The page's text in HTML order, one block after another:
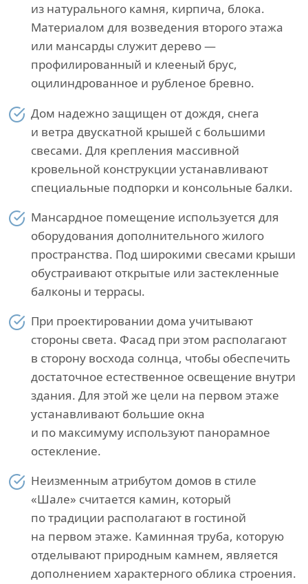
из натурального камня, кирпича, блока.
Материалом для возведения второго этажа
или мансарды служит дерево —
профилированный и клееный брус,
оцилиндрованное и рубленое бревно.
Дом надежно защищен от дождя, снега
и ветра двускатной крышей с большими
свесами. Для крепления массивной
кровельной конструкции устанавливают
специальные подпорки и консольные балки.
Мансардное помещение используется для
оборудования дополнительного жилого
пространства. Под широкими свесами крыши
обустраивают открытые или застекленные
балконы и террасы.
При проектировании дома учитывают
стороны света. Фасад при этом располагают
в сторону восхода солнца, чтобы обеспечить
достаточное естественное освещение внутри
здания. Для этой же цели на первом этаже
устанавливают большие окна
и по максимуму используют панорамное
остекление.
Неизменным атрибутом домов в стиле
«Шале» считается камин, который
по традиции располагают в гостиной
на первом этаже. Каминная труба, которую
отделывают природным камнем, является
дополнением характерного облика строения.